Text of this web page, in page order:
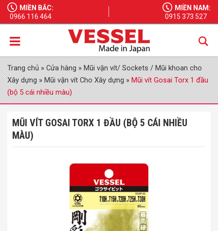
MIỀN BẮC:
0966 116 464
MIỀN NAM:
0915 373 527
Trang chủ»Cửa hàng»Mũi vặn vít/ Sockets / Mũi khoan cho
Xây dựng»Mũi vặn vít Cho Xây dựng»Mũi vít Gosai Torx 1 đầu
(bộ 5 cái nhiều màu)
MŨI VÍT GOSAI TORX 1 ĐẦU (BỘ 5 CÁI NHIỀU
MÀU)